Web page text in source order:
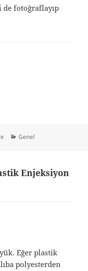
de fotoğraflayıp
Categories
Genel
Enjeksiyon
Eğer plastik
polyesterden